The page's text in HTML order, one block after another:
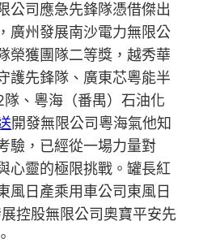
公司應急先鋒隊憑借傑出
廣州發展南沙電力無限公
榮獲團隊二等獎，越秀華
護先鋒隊、廣東芯粵能半
、粵海（番禺）石油化
開發無限公司粵海氣他知
驗，已經從一場力量對
心靈的極限挑戰。罐長紅
風日產乘用車公司東風日
控股無限公司奧寶平安先